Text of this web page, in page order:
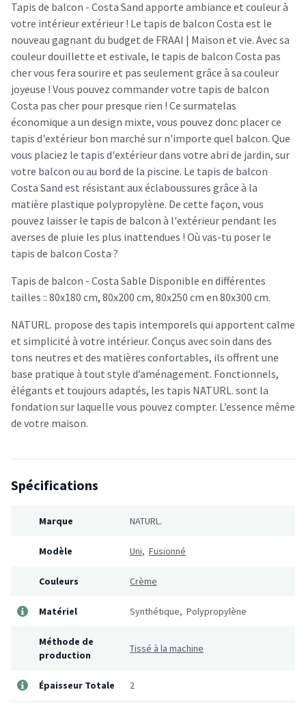
Tapis de balcon - Costa Sand apporte ambiance et couleur à
votre intérieur extérieur ! Le tapis de balcon Costa est le
nouveau gagnant du budget de FRAAI | Maison et vie. Avec sa
couleur douillette et estivale, le tapis de balcon Costa pas
cher vous fera sourire et pas seulement grâce à sa couleur
joyeuse ! Vous pouvez commander votre tapis de balcon
Costa pas cher pour presque rien ! Ce surmatelas
économique a un design mixte, vous pouvez donc placer ce
tapis d'extérieur bon marché sur n'importe quel balcon. Que
vous placiez le tapis d'extérieur dans votre abri de jardin, sur
votre balcon ou au bord de la piscine. Le tapis de balcon
Costa Sand est résistant aux éclaboussures grâce à la
matière plastique polypropylène. De cette façon, vous
pouvez laisser le tapis de balcon à l'extérieur pendant les
averses de pluie les plus inattendues ! Où vas-tu poser le
tapis de balcon Costa ?
Tapis de balcon - Costa Sable Disponible en différentes
tailles :: 80x180 cm, 80x200 cm, 80x250 cm en 80x300 cm.
NATURL. propose des tapis intemporels qui apportent calme
et simplicité à votre intérieur. Conçus avec soin dans des
tons neutres et des matières confortables, ils offrent une
base pratique à tout style d’aménagement. Fonctionnels,
élégants et toujours adaptés, les tapis NATURL. sont la
fondation sur laquelle vous pouvez compter. L’essence même
de votre maison.
Spécifications
Marque NATURL.
Modèle Uni, Fusionné
Couleurs Crème
Matériel Synthétique, Polypropylène
Méthode de
production
Tissé à la machine
Épaisseur Totale 2